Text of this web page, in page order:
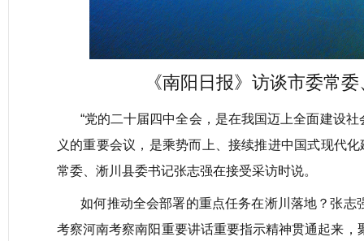
《南阳日报》访谈市委常
“党的二十届四中全会，是在我国迈上全面建设社
义的重要会议，是乘势而上、接续推进中国式现代
常委、淅川县委书记张志强在接受采访时说。
如何推动全会部署的重点任务在淅川落地？张志
考察河南考察南阳重要讲话重要指示精神贯通起来，